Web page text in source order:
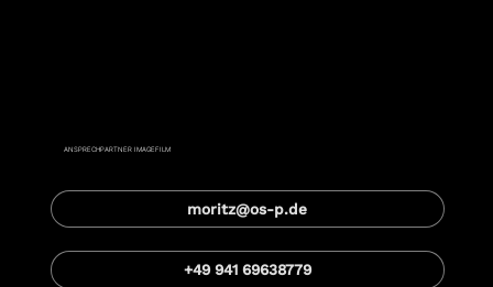
ANSPRECHPARTNER IMAGEFILM
moritz@os-p.de
+49 941 69638779